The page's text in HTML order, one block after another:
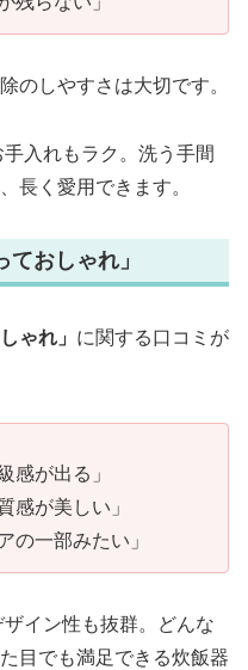
のしやすさは大切です。
入れもラク。洗う手間
長く愛用できます。
ておしゃれ」
ゃれ」 に関する口コミが
感が出る」
感が美しい」
の一部みたい」
イン性も抜群。どんな
目でも満足できる炊飯器